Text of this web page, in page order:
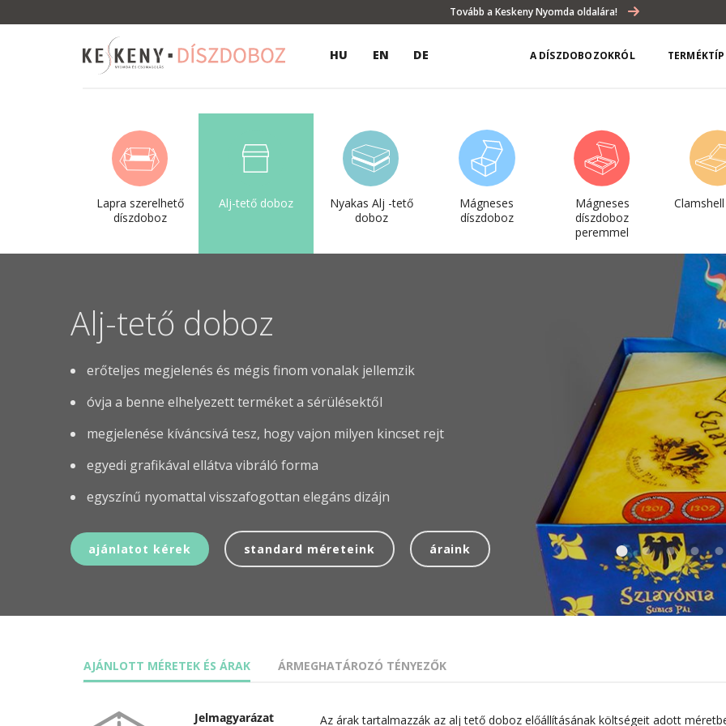
Tovább a Keskeny Nyomda oldalára!
HU EN DE A DÍSZDOBOZOKRÓL
Lapra szerelhető
díszdoboz
Alj-tető doboz
Nyakas Alj -tető
doboz
Mágneses
díszdoboz
Mágneses
díszdoboz
peremmel
Alj-tető doboz
erőteljes megjelenés és mégis finom vonalak jellemzik
óvja a benne elhelyezett terméket a sérülésektől
megjelenése kíváncsivá tesz, hogy vajon milyen kincset rejt
egyedi grafikával ellátva vibráló forma
egyszínű nyomattal visszafogottan elegáns dizájn
ajánlatot kérek standard méreteink áraink
AJÁNLOTT MÉRETEK ÉS ÁRAK ÁRMEGHATÁROZÓ TÉNYEZŐK
Az árak tartalmazzák az alj tető doboz előállításának költségeit adott